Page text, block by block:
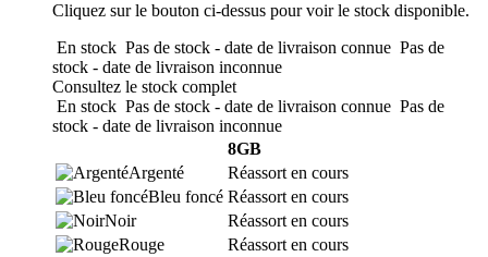
Cliquez sur le bouton ci-dessus pour voir le stock disponible.
En stock Pas de stock - date de livraison connue Pas de
stock - date de livraison inconnue
Consultez le stock complet
En stock Pas de stock - date de livraison connue Pas de
stock - date de livraison inconnue
8GB
Argenté
Réassort en cours
Bleu foncé Réassort en cours
Noir
Réassort en cours
Rouge
Réassort en cours